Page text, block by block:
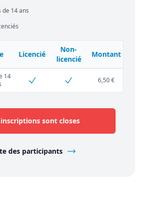
de 14 ans
Licencié
Non-
licencié
Montant
14
6,50 €
inscriptions sont closes
des participants